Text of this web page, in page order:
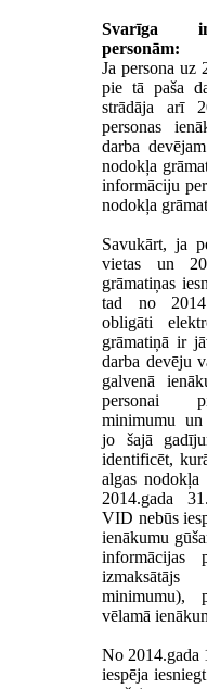
Svarīga
personām:
Ja persona uz
pie tā paša
strādāja arī
personas
darba
nodokļa
informāciju
nodokļa
Savukārt, ja
vietas un
grāmatiņas
tad no
obligāti
grāmatiņā ir
darba devēju
galvenā
personai
minimumu
jo šajā
identificēt,
algas
2014.gada
VID nebūs
ienākumu
informācijas
izmaksātājs
minimumu),
vēlamā
No 2014.gada
iespēja